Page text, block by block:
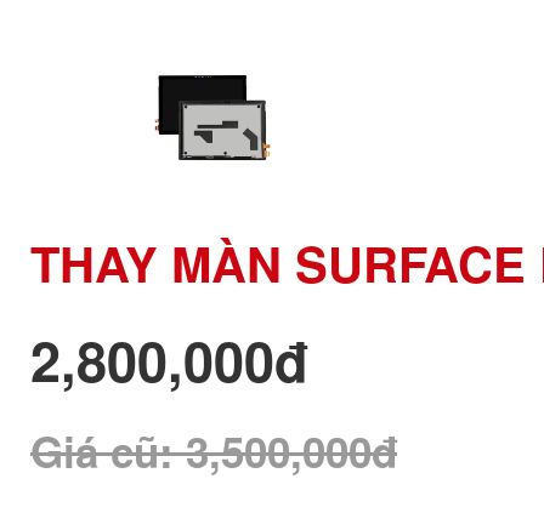
THAY MÀN SURFACE
2,800,000đ
Giá cũ: 3,500,000đ